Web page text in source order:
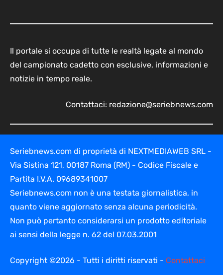
Il portale si occupa di tutte le realtà legate al mondo
del campionato cadetto con esclusive, informazioni e
notizie in tempo reale.
Contattaci: redazione@seriebnews.com
Seriebnews.com di proprietà di NEXTMEDIAWEB SRL -
Via Sistina 121, 00187 Roma (RM) - Codice Fiscale e
Partita I.V.A. 09689341007
Seriebnews.com non è una testata giornalistica, in
quanto viene aggiornato senza alcuna periodicità.
Non può pertanto considerarsi un prodotto editoriale
ai sensi della legge n. 62 del 07.03.2001
Copyright ©2026 - Tutti i diritti riservati - Contattaci